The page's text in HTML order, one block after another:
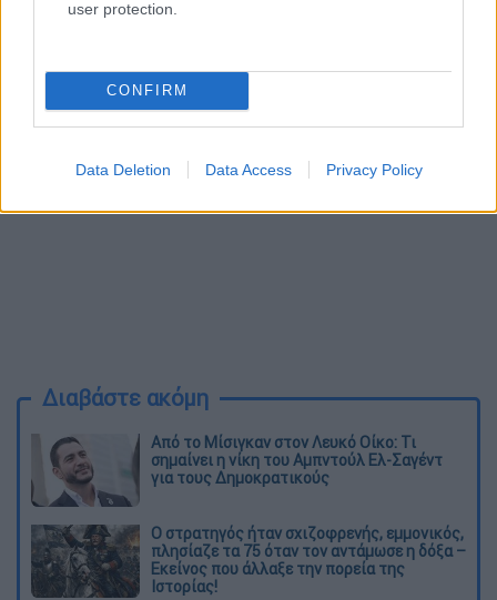
user protection.
CONFIRM
Data Deletion Data Access Privacy Policy
ενημέρωση Συμμάχων και Εταίρων για τη
συμπεριφορά».
Διαβάστε ακόμη
Από το Μίσιγκαν στον Λευκό Οίκο: Τι
σημαίνει η νίκη του Αμπντούλ Ελ-Σαγέντ
για τους Δημοκρατικούς
O στρατηγός ήταν σχιζοφρενής, εμμονικός,
πλησίαζε τα 75 όταν τον αντάμωσε η δόξα –
Εκείνος που άλλαξε την πορεία της
Ιστορίας!